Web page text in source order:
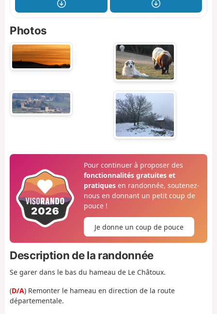
Photos
Pour continuer à proposer des
fonctionnalités gratuites et
pratiquesen randonnée, soutenez-
nous en donnant un petit coup de
pouce !
Je donne un coup de pouce
Description de la randonnée
Se garer dans le bas du hameau de Le Châtoux.
(D/A) Remonter le hameau en direction de la route
départementale.